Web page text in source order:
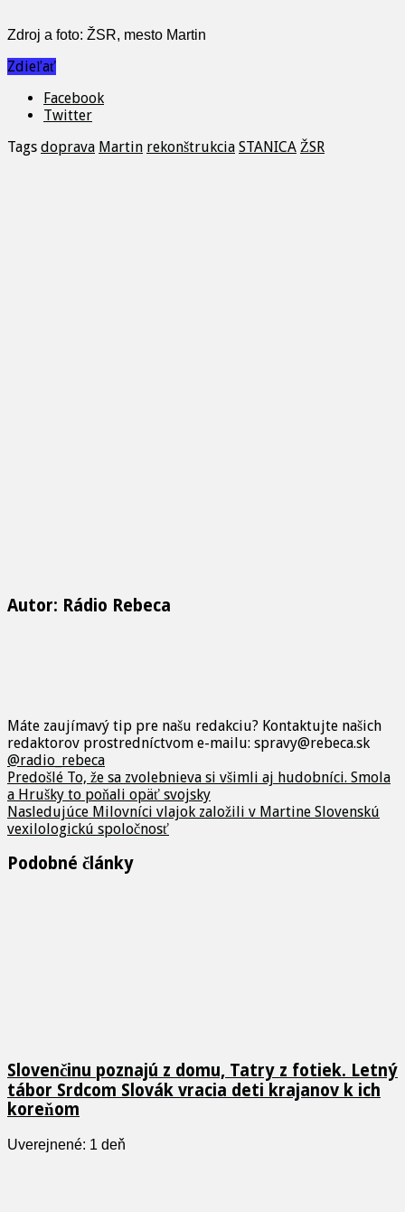
Zdroj a foto: ŽSR, mesto Martin
Zdieľať
Facebook
Twitter
Tags doprava Martin rekonštrukcia STANICA ŽSR
Autor: Rádio Rebeca
Máte zaujímavý tip pre našu redakciu? Kontaktujte našich
redaktorov prostredníctvom e-mailu: spravy@rebeca.sk
@radio_rebeca
Predošlé To, že sa zvolebnieva si všimli aj hudobníci. Smola
a Hrušky to poňali opäť svojsky
Nasledujúce Milovníci vlajok založili v Martine Slovenskú
vexilologickú spoločnosť
Podobné články
Slovenčinu poznajú z domu, Tatry z fotiek. Letný
tábor Srdcom Slovák vracia deti krajanov k ich
koreňom
Uverejnené: 1 deň